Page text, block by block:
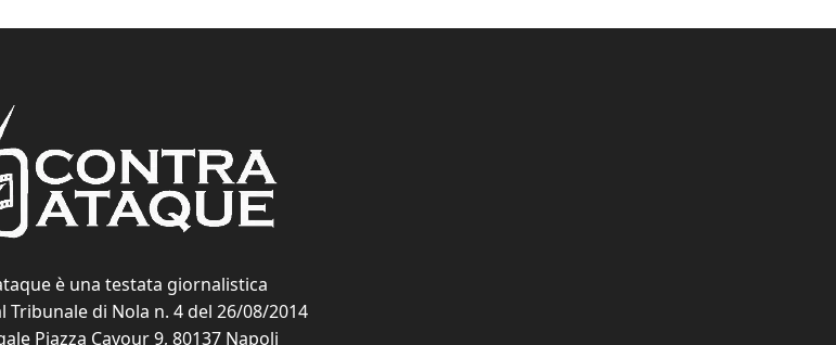
è una testata giornalistica
Tribunale di Nola n. 4 del 26/08/2014
Piazza Cavour 9, 80137 Napoli